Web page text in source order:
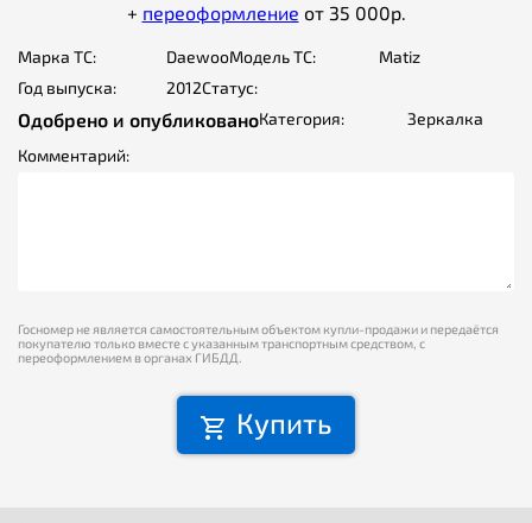
+ переоформление от 35 000р.
Марка ТС: DaewooМодель ТС:
Matiz
Год выпуска:
2012Статус:
Одобрено и опубликованоКатегория:
Зеркалка
Комментарий:
Госномер не является самостоятельным объектом купли-продажи и передаётся
покупателю только вместе с указанным транспортным средством, с
переоформлением в органах ГИБДД.
Купить